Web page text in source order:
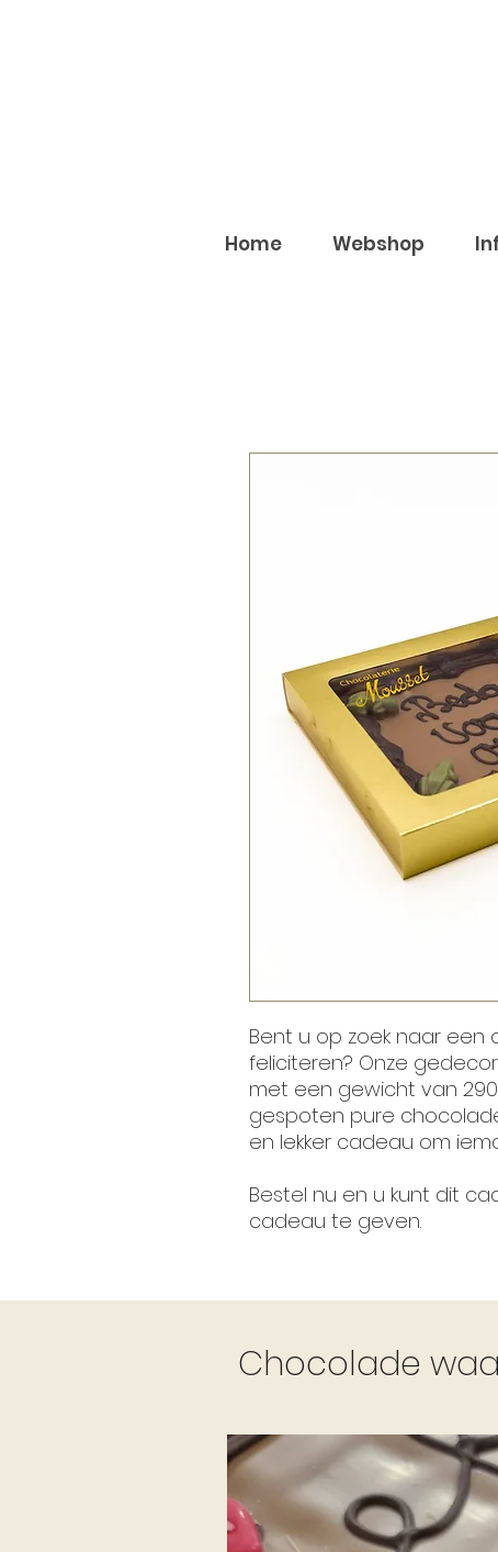
Home Webshop
Bent u op zoek naar
feliciteren? Onze
met een gewicht van
gespoten pure
en lekker cadeau om
Bestel nu en u kunt dit
cadeau te geven.
Chocolade